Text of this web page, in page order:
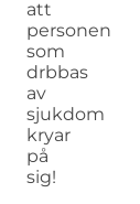
att
personen
som
drbbas
av
sjukdom
kryar
på
sig!